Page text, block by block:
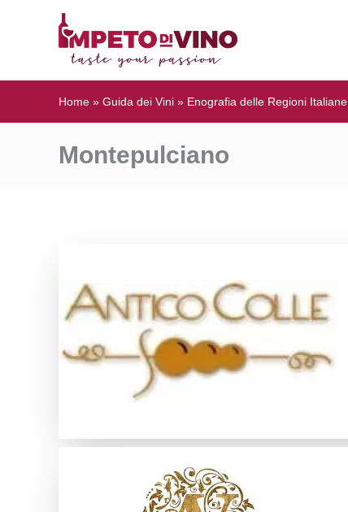
Home » Guida dei Vini » Enografia delle Regioni Italiane
Montepulciano